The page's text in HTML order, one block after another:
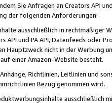
Sie Anfragen an Creators API
der folgenden Anforderungen:
ausschließlich in rechtmäßiger
API und PA API, Datenfeeds oder
Hauptzweck nicht in der Werbung
einer Amazon-Website besteht.
Richtlinien, Leitlinien und
Bezug genommen wird.
ausschließlich